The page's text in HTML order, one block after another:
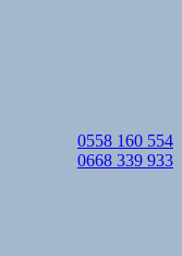
0558 160 554
0668 339 933